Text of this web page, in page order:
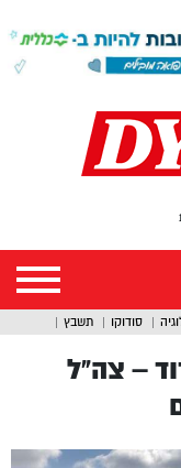
סודוקו תשבץ
– צה”ל